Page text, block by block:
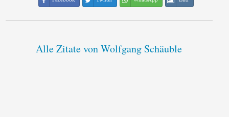
Alle Zitate von Wolfgang Schäuble